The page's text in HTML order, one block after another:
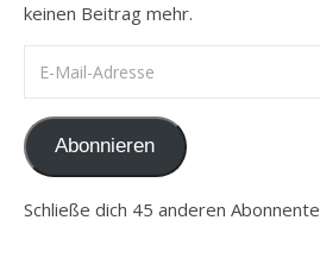
keinen Beitrag mehr.
Abonnieren
Schließe dich 45 anderen